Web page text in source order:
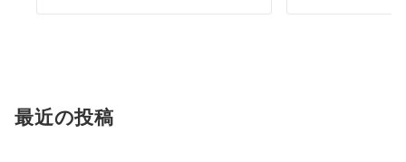
最近の投稿